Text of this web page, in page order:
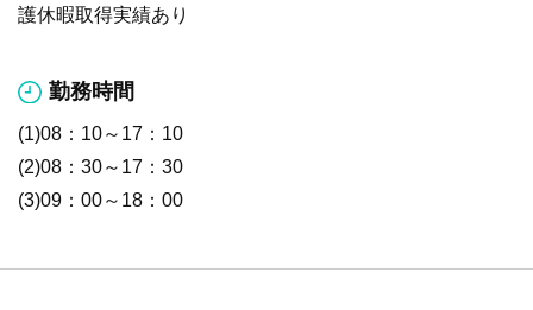
護休暇取得実績あり
勤務時間
(1)08：10～17：10
(2)08：30～17：30
(3)09：00～18：00